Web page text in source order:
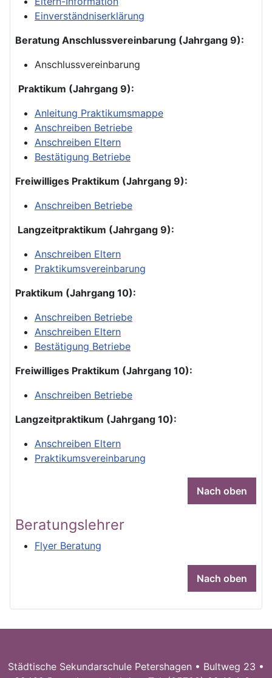
Einverständniserklärung
Beratung Anschlussvereinbarung (Jahrgang 9):
Anschlussvereinbarung
Praktikum (Jahrgang 9):
Anleitung Praktikumsmappe
Anschreiben Betriebe
Anschreiben Eltern
Bestätigung Betriebe
Freiwilliges Praktikum (Jahrgang 9):
Anschreiben Betriebe
Langzeitpraktikum (Jahrgang 9):
Anschreiben Eltern
Praktikumsvereinbarung
Praktikum (Jahrgang 10):
Anschreiben Betriebe
Anschreiben Eltern
Bestätigung Betriebe
Freiwilliges Praktikum (Jahrgang 10):
Anschreiben Betriebe
Langzeitpraktikum (Jahrgang 10):
Anschreiben Eltern
Praktikumsvereinbarung
Nach oben
Beratungslehrer
Flyer Beratung
Nach oben
Städtische Sekundarschule Petershagen • Bultweg 23 •